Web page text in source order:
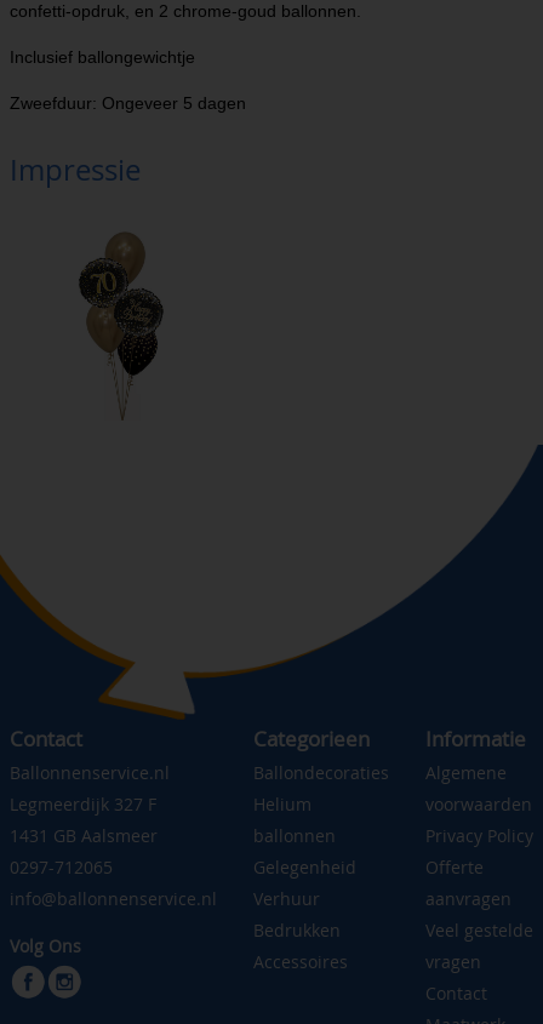
confetti-opdruk, en 2 chrome-goud ballonnen.
Inclusief ballongewichtje
Zweefduur: Ongeveer 5 dagen
Impressie
Contact
Ballonnenservice.nl
Legmeerdijk 327 F
1431 GB Aalsmeer
0297-712065
info@ballonnenservice.nl
Volg Ons
Categorieen
Ballondecoraties
Helium
ballonnen
Gelegenheid
Verhuur
Bedrukken
Accessoires
Informatie
Algemene
voorwaarden
Privacy Policy
Offerte
aanvragen
Veel gestelde
vragen
Contact